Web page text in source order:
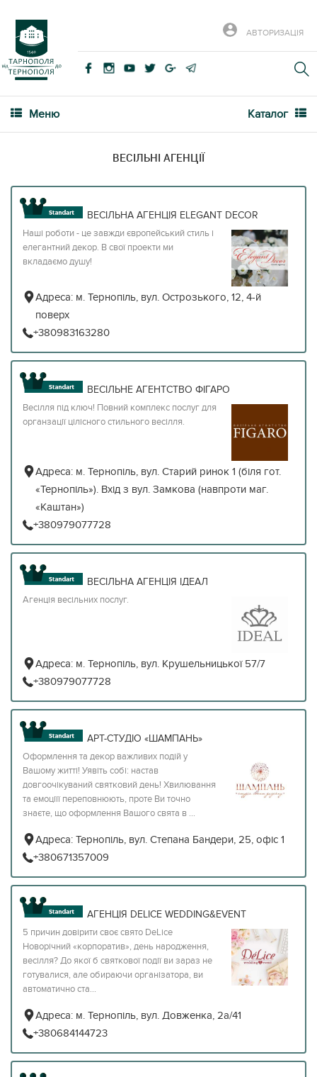
АВТОРИЗАЦІЯ
Меню Каталог
ВЕСІЛЬНІ АГЕНЦІЇ
ВЕСІЛЬНА АГЕНЦІЯ ELEGANT DECOR
Наші роботи - це завжди європейський стиль і
елегантний декор. В свої проекти ми
вкладаємо душу!
Адреса: м. Тернопіль, вул. Острозького, 12, 4-й
поверх
+380983163280
ВЕСІЛЬНЕ АГЕНТСТВО ФІГАРО
Весілля під ключ! Повний комплекс послуг для
органзації цілісного стильного весілля.
Адреса: м. Тернопіль, вул. Старий ринок 1 (біля гот.
«Тернопіль»). Вхід з вул. Замкова (навпроти маг.
«Каштан»)
+380979077728
ВЕСІЛЬНА АГЕНЦІЯ ІДЕАЛ
Агенція весільних послуг.
Адреса: м. Тернопіль, вул. Крушельницької 57/7
+380979077728
АРТ-СТУДІО «ШАМПАНЬ»
Оформлення та декор важливих подій у
Вашому житті! Уявіть собі: настав
довгоочікуваний святковий день! Хвилювання
та емоціїї переповнюють, проте Ви точно
знаєте, що оформлення Вашого свята в ...
Адреса: Тернопіль, вул. Cтепана Бандери, 25, офіс 1
+380671357009
АГЕНЦІЯ DELICE WEDDING&EVENT
5 причин довірити своє свято DeLice
Новорічний «корпоратив», день народження,
весілля? До якої б святкової події ви зараз не
готувалися, але обираючи організатора, ви
автоматично ста...
Адреса: м. Тернопіль, вул. Довженка, 2а/41
+380684144723